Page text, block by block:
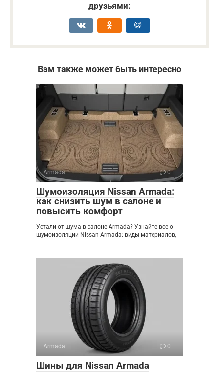
друзьями:
Вам также может быть интересно
Armada 0
Шумоизоляция Nissan Armada:
как снизить шум в салоне и
повысить комфорт
Устали от шума в салоне Armada? Узнайте все о
шумоизоляции Nissan Armada: виды материалов,
Armada 0
Шины для Nissan Armada